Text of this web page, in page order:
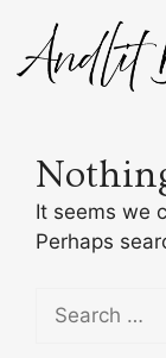
content
It seems we
Perhaps
for: